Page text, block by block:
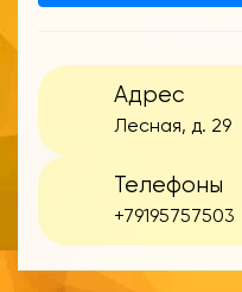
Адрес
Лесная, д. 29
Телефоны
+79195757503